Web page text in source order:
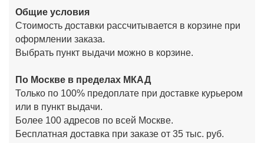
Общие условия
Стоимость доставки рассчитывается в корзине при
оформлении заказа.
Выбрать пункт выдачи можно в корзине.
По Москве в пределах МКАД
Только по 100% предоплате при доставке курьером
или в пункт выдачи.
Более 100 адресов по всей Москве.
Бесплатная доставка при заказе от 35 тыс. руб.